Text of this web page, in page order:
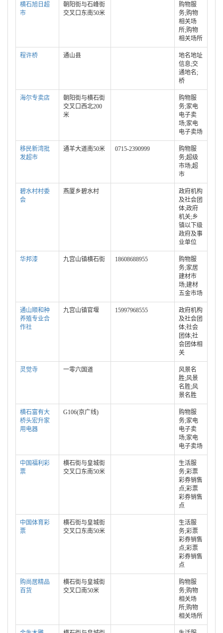
横石旭日超
市
朝阳街与石峰街
交叉口东南50米
购物服
务;购物
相关场
所;购物
相关场所
程许桥 通山县
地名地址
信息;交
通地名;
桥
海尔专卖店
朝阳街与横石街
交叉口西北200
米
购物服
务;家电
电子卖
场;家电
电子卖场
移民新湾批
发超市
通羊大道南50米 0715-2390999
购物服
务;超级
市场;超
市
碧水村村委
会
燕厦乡碧水村
政府机构
及社会团
体;政府
机关;乡
镇以下级
政府及事
业单位
华邦漆 九宫山镇横石街 18608688955
购物服
务;家居
建材市
场;建材
五金市场
通山顺和种
养殖专业合
作社
九宫山镇官堰 15997968555
政府机构
及社会团
体;社会
团体;社
会团体相
关
灵觉寺 一零六国道
风景名
胜;风景
名胜;风
景名胜
横石富有大
桥头宏升家
用电器
G106(京广线)
购物服
务;家电
电子卖
场;家电
电子卖场
中国福利彩
票
横石街与皇城街
交叉口东南50米
生活服
务;彩票
彩券销售
点;彩票
彩券销售
点
中国体育彩
票
横石街与皇城街
交叉口东南50米
生活服
务;彩票
彩券销售
点;彩票
彩券销售
点
购尚居精品
百货
横石街与皇城街
交叉口南50米
购物服
务;购物
相关场
所;购物
相关场所